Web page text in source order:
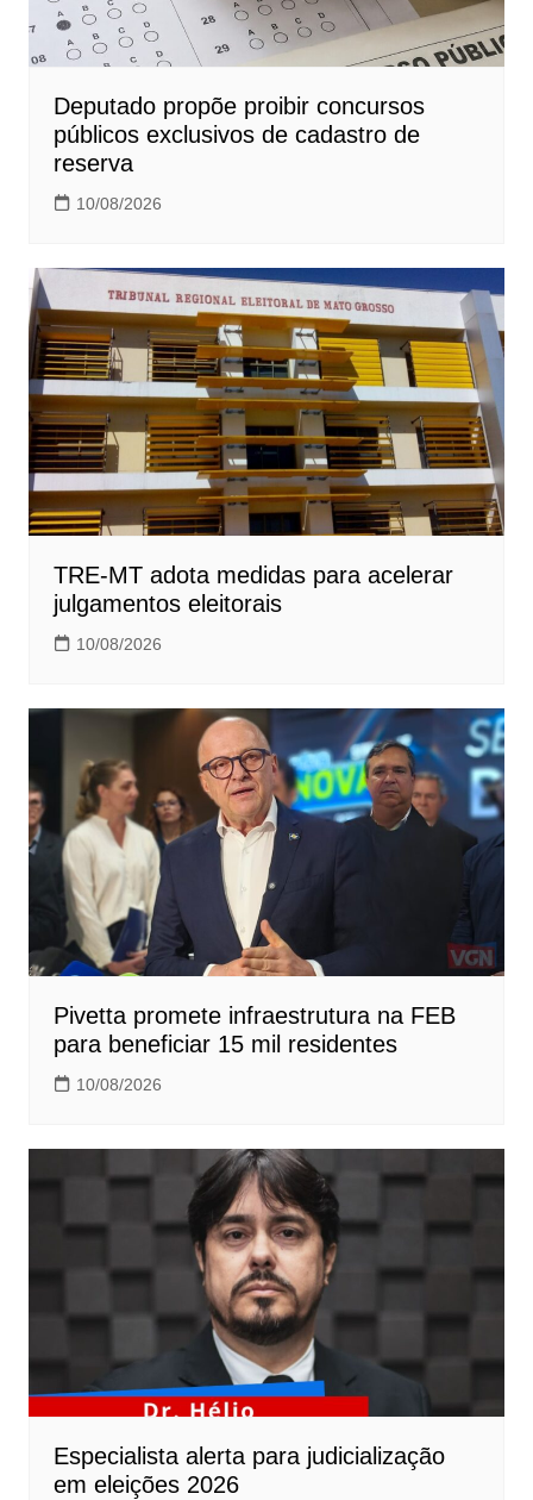
Deputado propõe proibir concursos
públicos exclusivos de cadastro de
reserva
10/08/2026
TRE-MT adota medidas para acelerar
julgamentos eleitorais
10/08/2026
Pivetta promete infraestrutura na FEB
para beneficiar 15 mil residentes
10/08/2026
Especialista alerta para judicialização
em eleições 2026